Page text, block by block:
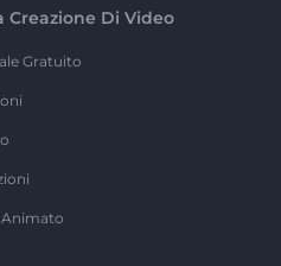
Creazione Di Video
Gratuito
Animato